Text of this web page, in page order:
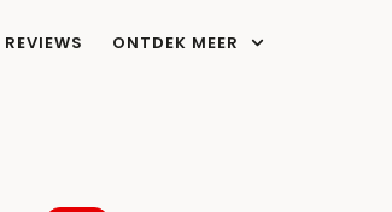
REVIEWS ONTDEK MEER